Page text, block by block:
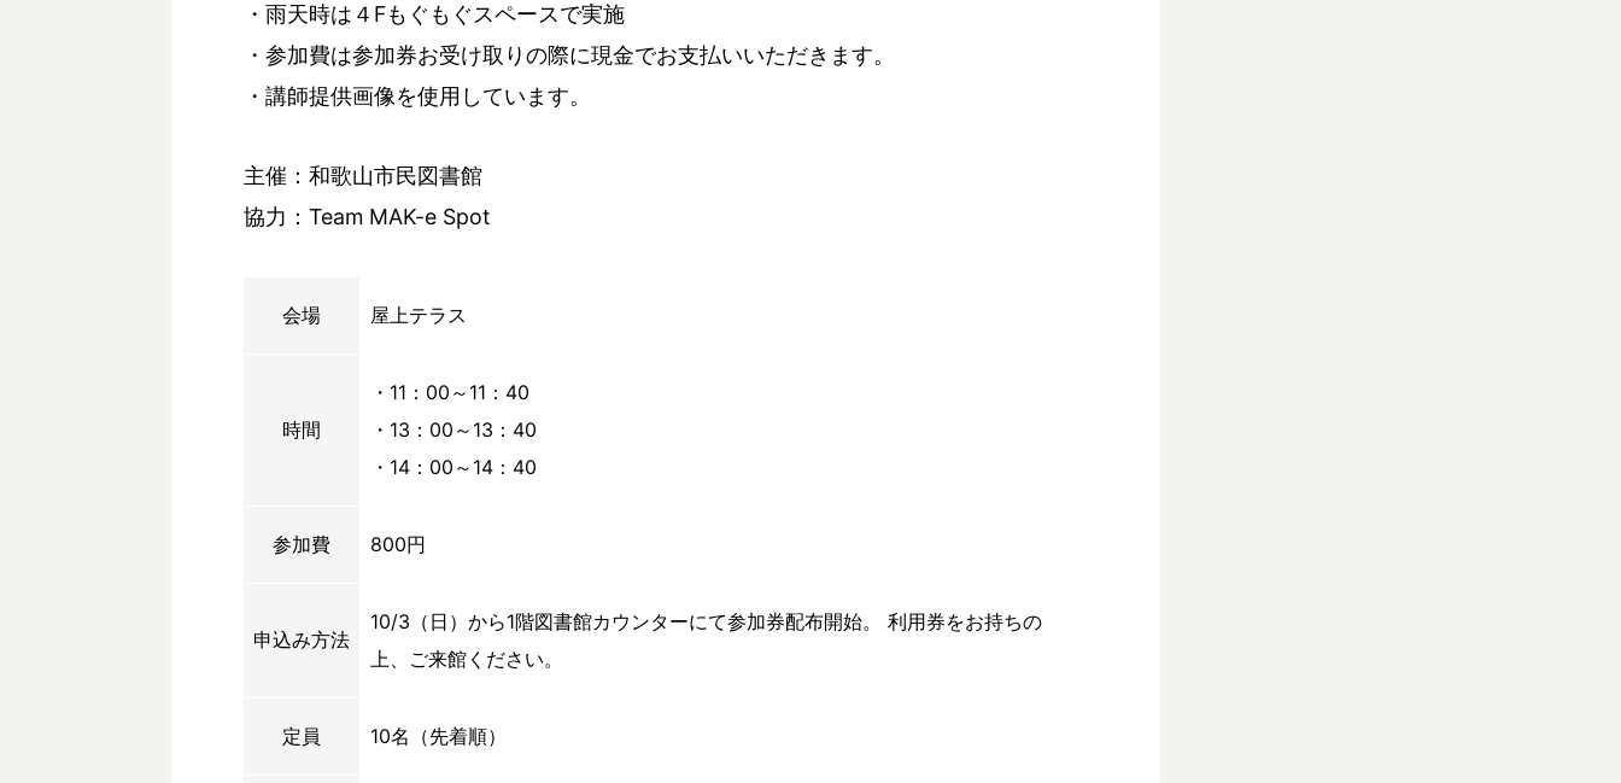
・雨天時は４Fもぐもぐスペースで実施
・参加費は参加券お受け取りの際に現金でお支払いいただきます。
・講師提供画像を使用しています。
主催：和歌山市民図書館
協力：Team MAK-e Spot
会場 屋上テラス
時間
・11：00～11：40
・13：00～13：40
・14：00～14：40
参加費 800円
申込み方法
10/3（日）から1階図書館カウンターにて参加券配布開始。 利用券をお持ちの
上、ご来館ください。
定員 10名（先着順）